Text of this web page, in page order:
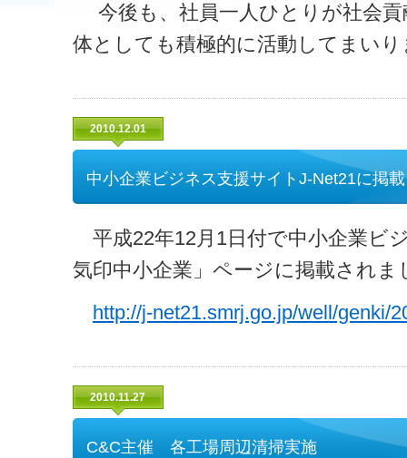
今後も、社員一人ひとりが社会貢
体としても積極的に活動してまいり
2010.12.01
中小企業ビジネス支援サイトJ-Net21に掲
平成22年12月1日付で中小企業ビ
気印中小企業」ページに掲載されま
http://j-net21.smrj.go.jp/well/genki/
2010.11.27
C&C主催 各工場周辺清掃実施